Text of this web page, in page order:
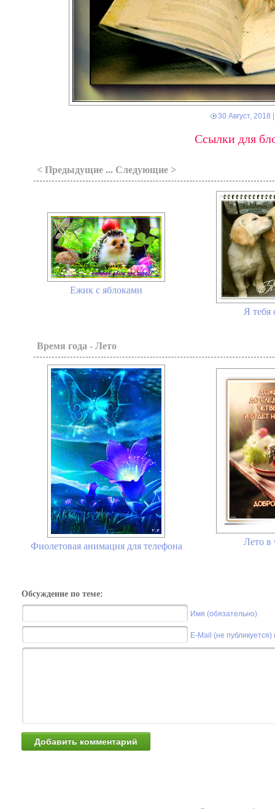
30 Август, 2018
Ссылки для
< Предыдущие ... Следующие >
Ежик с яблоками
Я тебя
Время года - Лето
Фиолетовая анимация для телефона Лето в
Обсуждение по теме:
Имя (обязательно)
E-Mail (не